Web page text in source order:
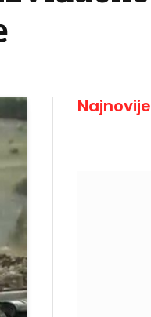
Najnovije